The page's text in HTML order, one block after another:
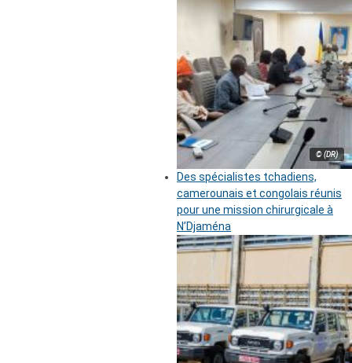
© (DR)
Des spécialistes tchadiens,
camerounais et congolais réunis
pour une mission chirurgicale à
N’Djaména